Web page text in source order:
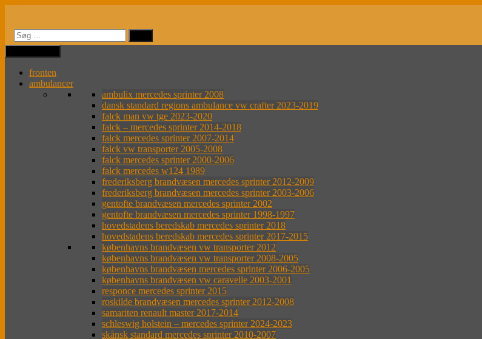
indhold
fronten
ambulancer
ambulix mercedes sprinter 2008
dansk standard regions ambulance vw crafter 2023-2019
falck man vw tge 2023-2020
falck – mercedes sprinter 2014-2018
falck mercedes sprinter 2007-2014
falck vw transporter 2005-2008
falck mercedes sprinter 2000-2006
falck mercedes w124 1989
frederiksberg brandvæsen mercedes sprinter 2012-2009
frederiksberg brandvæsen mercedes sprinter 2003-2006
gentofte brandvæsen mercedes sprinter 2002
gentofte brandvæsen mercedes sprinter 1998-1997
hovedstadens beredskab mercedes sprinter 2018
hovedstadens beredskab mercedes sprinter 2017-2015
københavns brandvæsen vw transporter 2012
københavns brandvæsen vw transporter 2008-2005
københavns brandvæsen mercedes sprinter 2006-2005
københavns brandvæsen vw caravelle 2003-2001
responce mercedes sprinter 2015
roskilde brandvæsen mercedes sprinter 2012-2008
samariten renault master 2017-2014
schleswig holstein – mercedes sprinter 2024-2023
skånsk standard mercedes sprinter 2010-2007